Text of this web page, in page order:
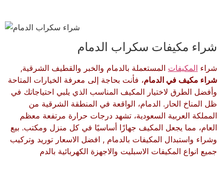
شراء مكيفات سكراب الدمام
شراء المكيفات المستعملة بالدمام والخبر والقطيف الشرقية,
شراء مكيف في الدمام، فأنت بحاجة إلى معرفة الخيارات المتاحة
وأفضل الطرق لاختيار المكيف المناسب الذي يلبي احتياجاتك في
ظل المناخ الحار. الدمام، الواقعة في المنطقة الشرقية من
المملكة العربية السعودية، تشهد درجات حرارة مرتفعة معظم
العام، مما يجعل المكيف جهازًا أساسيًا في كل منزل ومكتب. بيع
وشراء واستبدال المكيفات بالدمام , افضل الاسعار توريد وتركيب
جميع انواع المكيفات الاسبليت والاجهزة الكهربائية بالدم